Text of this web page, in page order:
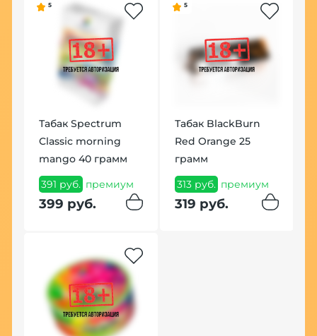
5
Табак Spectrum
Classic morning
mango 40 грамм
391 руб. премиум
399 руб.
5
Табак BlackBurn
Red Orange 25
грамм
313 руб. премиум
319 руб.